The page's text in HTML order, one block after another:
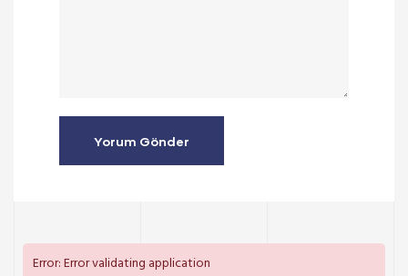
Error: Error validating application